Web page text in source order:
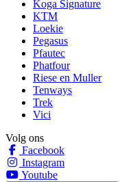
Koga Signature
KTM
Loekie
Pegasus
Pfautec
Phatfour
Riese en Muller
Tenways
Trek
Vici
Volg ons
Facebook
Instagram
Youtube